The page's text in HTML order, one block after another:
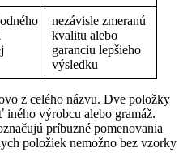
nezávisle zmeranú
kvalitu alebo
garanciu lepšieho
výsledku
z celého názvu. Dve položky
iného výrobcu alebo gramáž.
príbuzné pomenovania
položiek nemožno bez vzorky